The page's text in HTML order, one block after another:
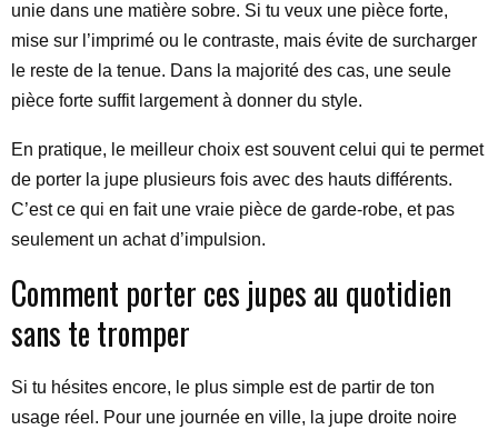
unie dans une matière sobre. Si tu veux une pièce forte,
mise sur l’imprimé ou le contraste, mais évite de surcharger
le reste de la tenue. Dans la majorité des cas, une seule
pièce forte suffit largement à donner du style.
En pratique, le meilleur choix est souvent celui qui te permet
de porter la jupe plusieurs fois avec des hauts différents.
C’est ce qui en fait une vraie pièce de garde-robe, et pas
seulement un achat d’impulsion.
Comment porter ces jupes au quotidien
sans te tromper
Si tu hésites encore, le plus simple est de partir de ton
usage réel. Pour une journée en ville, la jupe droite noire